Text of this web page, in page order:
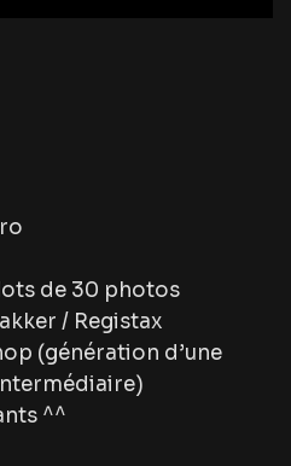
de 30 photos
/ Registax
(génération d’une
^^